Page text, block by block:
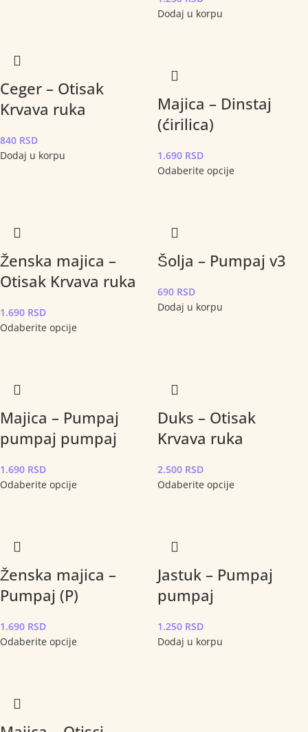
Dodaj u korpu
Ceger – Otisak
Krvava ruka
840 RSD
Dodaj u korpu
Majica – Dinstaj
(ćirilica)
1.690 RSD
Odaberite opcije
Ženska majica –
Otisak Krvava ruka
1.690 RSD
Odaberite opcije
Šolja – Pumpaj v3
690 RSD
Dodaj u korpu
Majica – Pumpaj
pumpaj pumpaj
1.690 RSD
Odaberite opcije
Duks – Otisak
Krvava ruka
2.500 RSD
Odaberite opcije
Ženska majica –
Pumpaj (P)
1.690 RSD
Odaberite opcije
Jastuk – Pumpaj
pumpaj
1.250 RSD
Dodaj u korpu